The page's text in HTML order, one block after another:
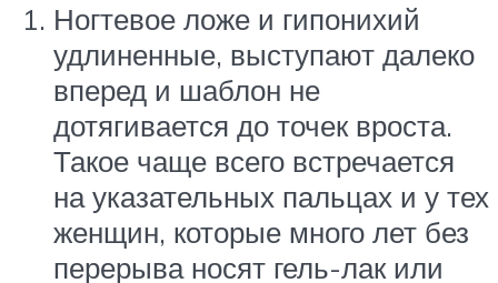
Ногтевое ложе и гипонихий
удлиненные, выступают далеко
вперед и шаблон не
дотягивается до точек вроста.
Такое чаще всего встречается
на указательных пальцах и у тех
женщин, которые много лет без
перерыва носят гель-лак или